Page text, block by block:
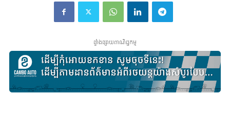
ផ្ទាំងផ្សាយពាណិជ្ជកម្ម